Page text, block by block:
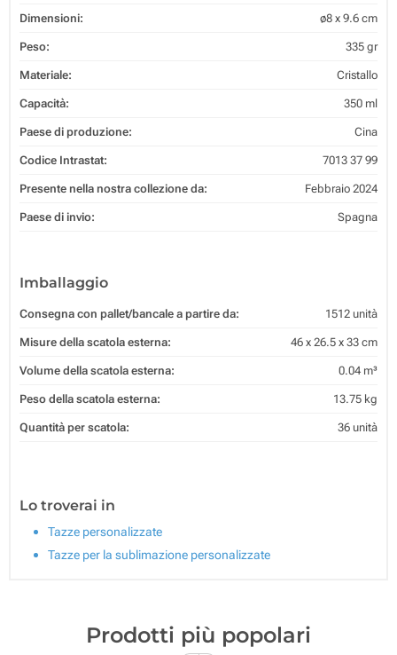
Dimensioni: ø8 x 9.6 cm
Peso: 335 gr
Materiale: Cristallo
Capacità: 350 ml
Paese di produzione: Cina
Codice Intrastat: 7013 37 99
Presente nella nostra collezione da: Febbraio 2024
Paese di invio: Spagna
Imballaggio
Consegna con pallet/bancale a partire da: 1512 unità
Misure della scatola esterna: 46 x 26.5 x 33 cm
Volume della scatola esterna: 0.04 m³
Peso della scatola esterna: 13.75 kg
Quantità per scatola: 36 unità
Lo troverai in
Tazze personalizzate
Tazze per la sublimazione personalizzate
Prodotti più popolari